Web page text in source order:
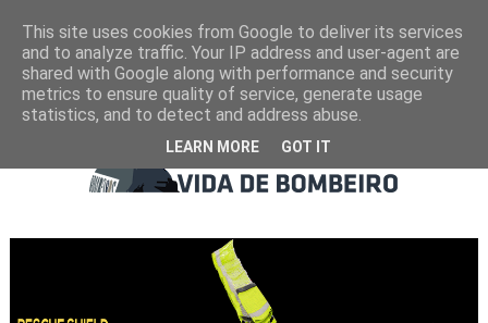
This site uses cookies from Google to deliver its services
and to analyze traffic. Your IP address and user-agent are
shared with Google along with performance and security
metrics to ensure quality of service, generate usage
statistics, and to detect and address abuse.
LEARN MORE GOT IT